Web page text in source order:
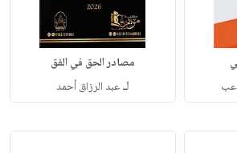
عب
مصادر الحق في الفق
لـعبد الرزاق أحمد